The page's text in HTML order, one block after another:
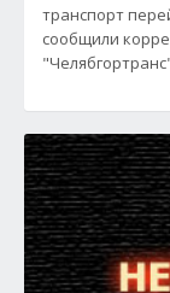
транспорт
сообщили